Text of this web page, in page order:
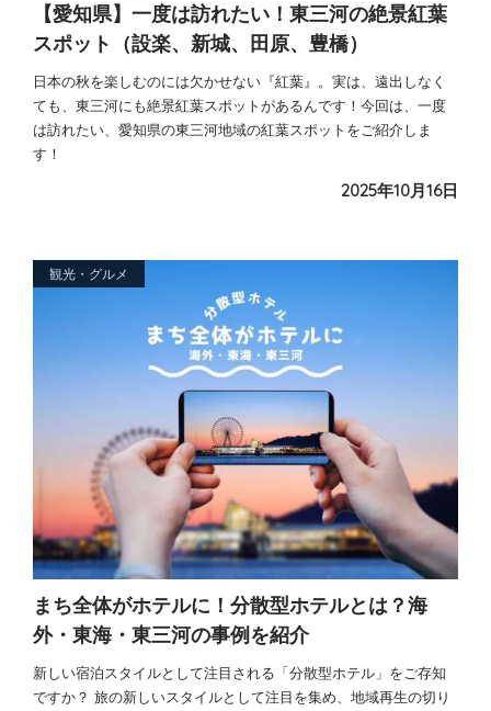
【愛知県】一度は訪れたい！東三河の絶景紅葉
スポット（設楽、新城、田原、豊橋）
日本の秋を楽しむのには欠かせない『紅葉』。実は、遠出しなく
ても、東三河にも絶景紅葉スポットがあるんです！今回は、一度
は訪れたい、愛知県の東三河地域の紅葉スポットをご紹介しま
す！
2025年10月16日
観光・グルメ
まち全体がホテルに！分散型ホテルとは？海
外・東海・東三河の事例を紹介
新しい宿泊スタイルとして注目される「分散型ホテル」をご存知
ですか？ 旅の新しいスタイルとして注目を集め、地域再生の切り